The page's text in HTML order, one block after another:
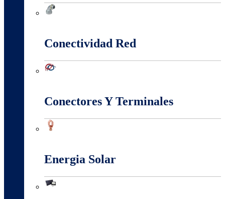
Conectividad Red
Conectores Y Terminales
Energia Solar